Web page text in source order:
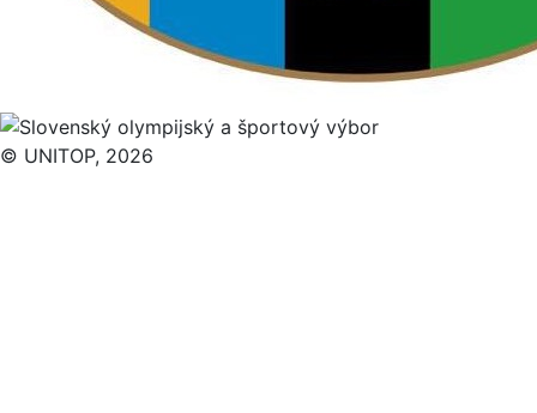
© UNITOP, 2026